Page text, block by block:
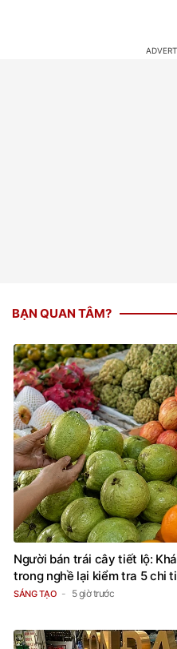
BẠN QUAN TÂM?
Người bán trái cây tiết lộ:
trong nghề lại kiểm tra 5 chi
SÁNG TẠO 5 giờ trước